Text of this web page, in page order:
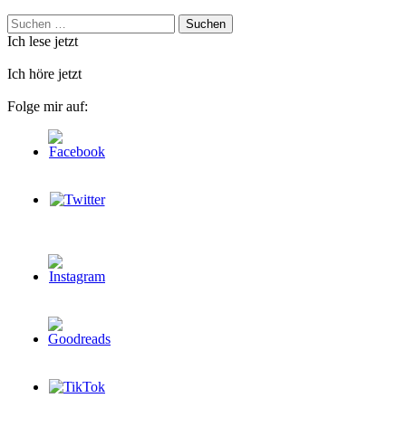
Suchen
nach:
Ich lese jetzt
Ich höre jetzt
Folge mir auf: